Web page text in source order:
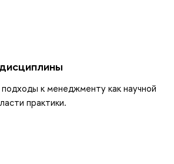
к менеджменту как научной
практики.